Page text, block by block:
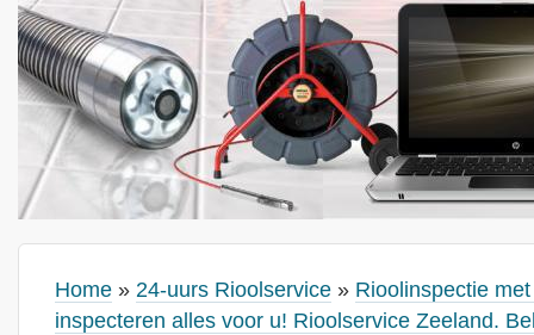
Home » 24-uurs Rioolservice » Rioolinspectie
inspecteren alles voor u! Rioolservice Zeeland.